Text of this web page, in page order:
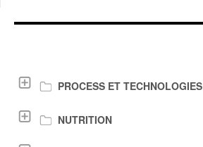
PROCESS ET TECHNOLOGIES
NUTRITION